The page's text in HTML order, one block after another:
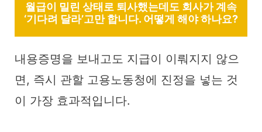
월급이 밀린 상태로 퇴사했는데도 회사가 계속
‘기다려 달라’고만 합니다. 어떻게 해야 하나요?
내용증명을 보내고도 지급이 이뤄지지 않으
면, 즉시 관할 고용노동청에 진정을 넣는 것
이 가장 효과적입니다.